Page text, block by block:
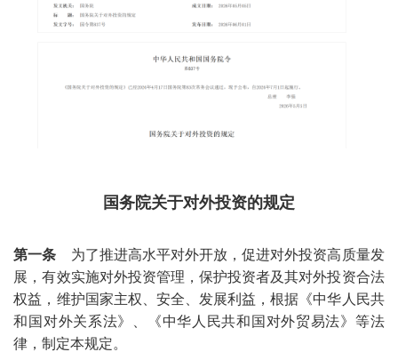
国务院关于对外投资的规定
第一条 为了推进高水平对外开放，促进对外投资高质量发
展，有效实施对外投资管理，保护投资者及其对外投资合法
权益，维护国家主权、安全、发展利益，根据《中华人民共
和国对外关系法》、《中华人民共和国对外贸易法》等法
律，制定本规定。